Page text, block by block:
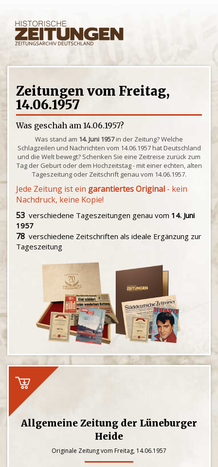
Zeitungen vom Freitag,
14.06.1957
Was geschah am 14.06.1957?
Was stand am 14. Juni 1957in der Zeitung? Welche
Schlagzeilen und Nachrichten vom 14.06.1957 hat Deutschland
und die Welt bewegt? Schenken Sie eine Zeitreise zurück zum
Tag der Geburt oder dem Hochzeitstag - mit einer echten, alten
Tageszeitung oder Zeitschrift genau vom 14.06.1957.
Jede Zeitung ist ein garantiertes Original - kein
Nachdruck, keine Kopie!
53 verschiedene Tageszeitungen genau vom 14. Juni
1957
78 verschiedene Zeitschriften als ideale Ergänzung zur
Tageszeitung
Allgemeine Zeitung der Lüneburger
Heide
Originale Zeitung vom Freitag, 14.06.1957